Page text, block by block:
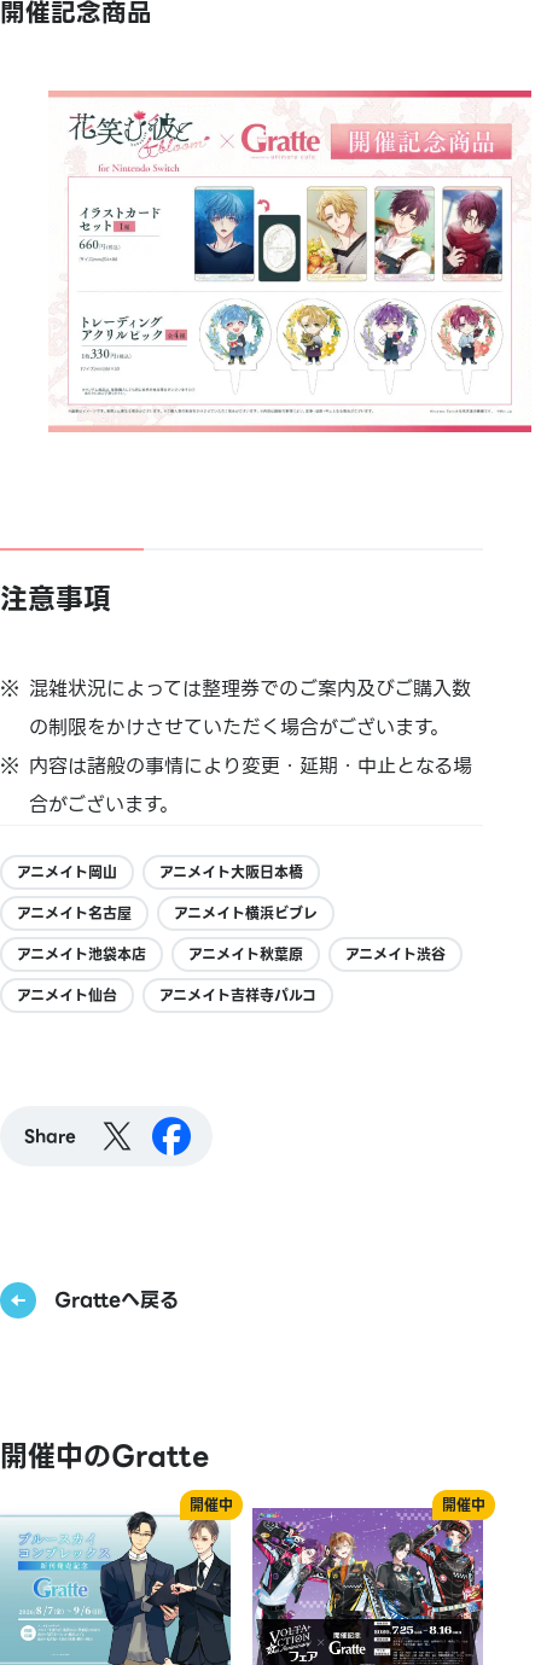
開催記念商品
注意事項
混雑状況によっては整理券でのご案内及びご購入数
の制限をかけさせていただく場合がございます。
内容は諸般の事情により変更・延期・中止となる場
合がございます。
アニメイト岡山
アニメイト大阪日本橋
アニメイト名古屋
アニメイト横浜ビブレ
アニメイト池袋本店
アニメイト秋葉原
アニメイト渋谷
アニメイト仙台
アニメイト吉祥寺パルコ
Share
Gratteへ戻る
開催中のGratte